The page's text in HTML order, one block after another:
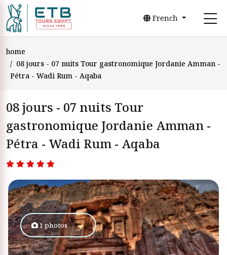
French
home
08 jours - 07 nuits Tour gastronomique Jordanie Amman -
Pétra - Wadi Rum - Aqaba
08 jours - 07 nuits Tour
gastronomique Jordanie Amman -
Pétra - Wadi Rum - Aqaba
1 photos